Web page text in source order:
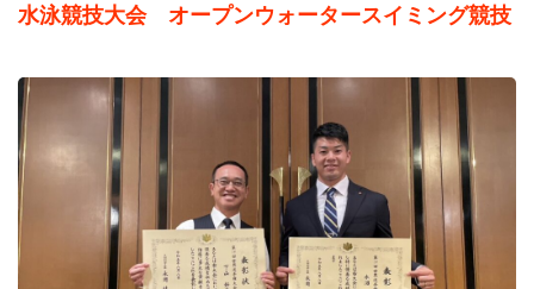
水泳競技大会 オープンウォータースイミング競技